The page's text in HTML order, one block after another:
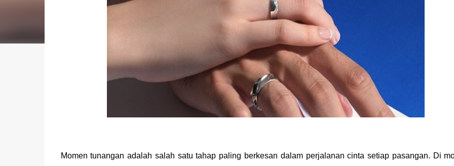
Momen tunangan adalah salah satu tahap paling berkesan dalam perjalanan cinta setiap pasangan. Di